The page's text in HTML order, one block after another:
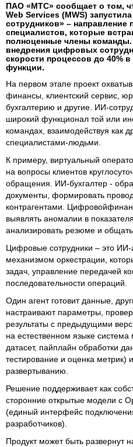
ПАО «МТС» сообщает о том,
Web Services (MWS)
сотрудников» – направление
специалистов, которые
полноценные члены
внедрения цифровых
скорости процессов до 40%
функции.
На первом этапе проект
финансы, клиентский сервис,
бухгалтерию и другие. ИИ-
широкий функционал той или
командах, взаимодействуя как
специалистами-людьми.
К примеру, виртуальный
на вопросы клиентов
обращения. ИИ-бухгалтер -
документы, формировать
контрагентами.
выявлять аномалии в
анализировать резюме и
Цифровые сотрудники – это
механизмом оркестрации,
задач, управление передачей
последовательности операций.
Один агент готовит данные,
настраивают параметры,
результаты с предыдущими
на естественном языке
датасет, пайплайн обработки
тестирование и оценка метрик)
развертыванию.
Решение поддерживает как
сторонние открытые модели с
(единый интерфейс
разработчиков).
Продукт может быть развернут